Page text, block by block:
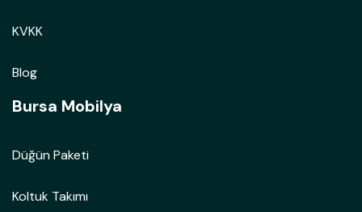
KVKK
Blog
Bursa Mobilya
Düğün Paketi
Koltuk Takımı